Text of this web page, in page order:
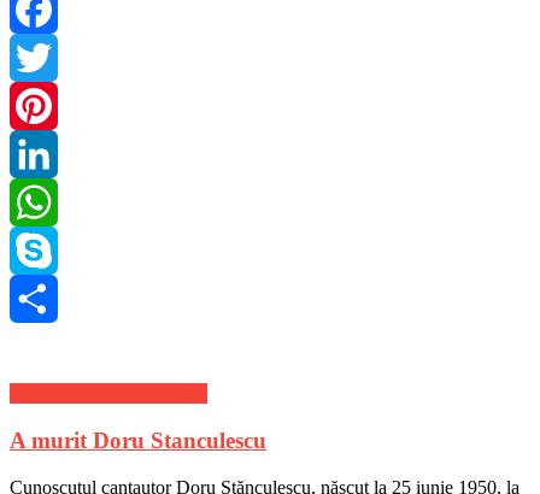
Facebook
Twitter
Pinterest
LinkedIn
WhatsApp
Skype
A murit Doru Stanculescu
Cunoscutul cantautor Doru Stănculescu, născut la 25 iunie 1950, la